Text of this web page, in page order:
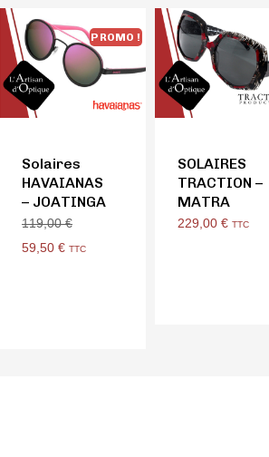
PROMO !
Solaires
HAVAIANAS
– JOATINGA
119,00€
59,50 € TTC
SOLAIRES
TRACTION –
MATRA
229,00 € TTC